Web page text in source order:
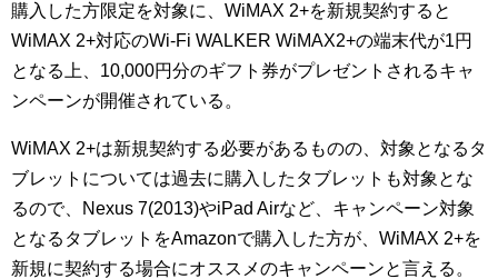
購入した方限定を対象に、WiMAX 2+を新規契約すると
WiMAX 2+対応のWi-Fi WALKER WiMAX2+の端末代が1円
となる上、10,000円分のギフト券がプレゼントされるキャ
ンペーンが開催されている。
WiMAX 2+は新規契約する必要があるものの、対象となるタ
ブレットについては過去に購入したタブレットも対象とな
るので、Nexus 7(2013)やiPad Airなど、キャンペーン対象
となるタブレットをAmazonで購入した方が、WiMAX 2+を
新規に契約する場合にオススメのキャンペーンと言える。